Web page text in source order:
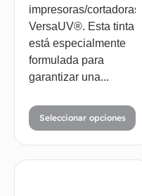
impresoras/cortadoras
VersaUV®. Esta tinta
está especialmente
formulada para
garantizar una...
Seleccionar opciones